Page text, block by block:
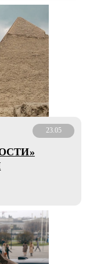
23.05